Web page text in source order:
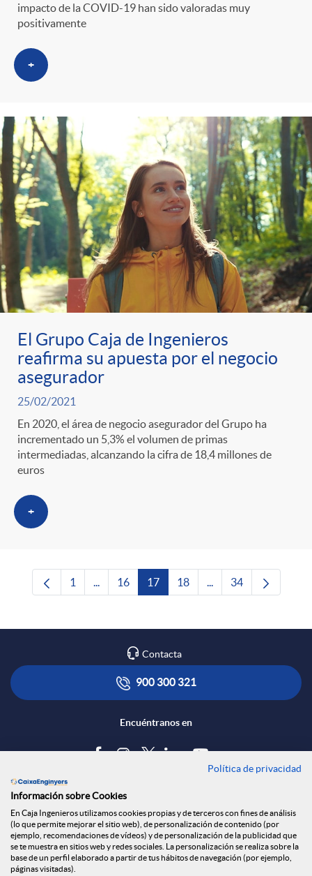
impacto de la COVID-19 han sido valoradas muy
positivamente
+
El Grupo Caja de Ingenieros
reafirma su apuesta por el negocio
asegurador
25/02/2021
En 2020, el área de negocio asegurador del Grupo ha
incrementado un 5,3% el volumen de primas
intermediadas, alcanzando la cifra de 18,4 millones de
euros
+
Página
1 ...Páginas intermedias Use TAB para
Página
16 Página
17 Página
18 ...Páginas intermedias
Página
34
Contacta
900 300 321
Encuéntranos en
Tablón de anuncios
Política de cookies
Aviso legal
Seguridad Online
Política de privacidad
Información sobre Cookies
En Caja Ingenieros utilizamos cookies propias y de terceros con fines de análisis
(lo que permite mejorar el sitio web), de personalización de contenido (por
ejemplo, recomendaciones de vídeos) y de personalización de la publicidad que
se te muestra en sitios web y redes sociales. La personalización se realiza sobre la
base de un perfil elaborado a partir de tus hábitos de navegación (por ejemplo,
páginas visitadas).